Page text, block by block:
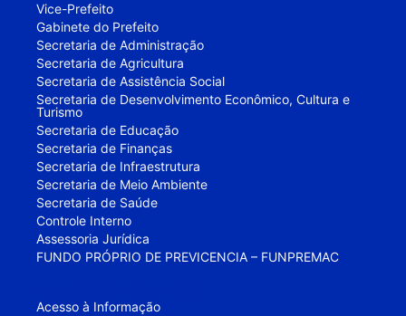
Vice-Prefeito
Gabinete do Prefeito
Secretaria de Administração
Secretaria de Agricultura
Secretaria de Assistência Social
Secretaria de Desenvolvimento Econômico, Cultura e
Turismo
Secretaria de Educação
Secretaria de Finanças
Secretaria de Infraestrutura
Secretaria de Meio Ambiente
Secretaria de Saúde
Controle Interno
Assessoria Jurídica
FUNDO PRÓPRIO DE PREVICENCIA – FUNPREMAC
Acesso à Informação